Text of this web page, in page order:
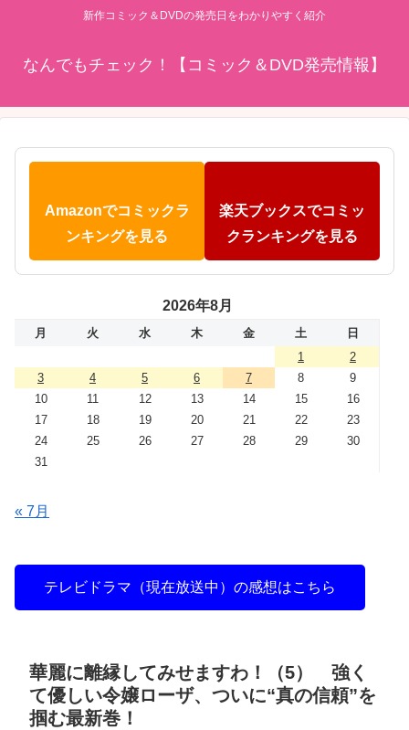
新作コミック＆DVDの発売日をわかりやすく紹介
なんでもチェック！【コミック＆DVD発売情報】
Amazonでコミックラ
ンキングを見る
楽天ブックスでコミッ
クランキングを見る
2026年8月
月 火 水 木 金 土
日
1
2
3
4 5 6 7 8
9
10
11 12 13 14 15
16
17
18 19 20 21 22
23
24
25 26 27 28 29
30
31
« 7月
テレビドラマ（現在放送中）の感想はこちら
華麗に離縁してみせますわ！（5） 強く
て優しい令嬢ローザ、ついに“真の信頼”を
掴む最新巻！